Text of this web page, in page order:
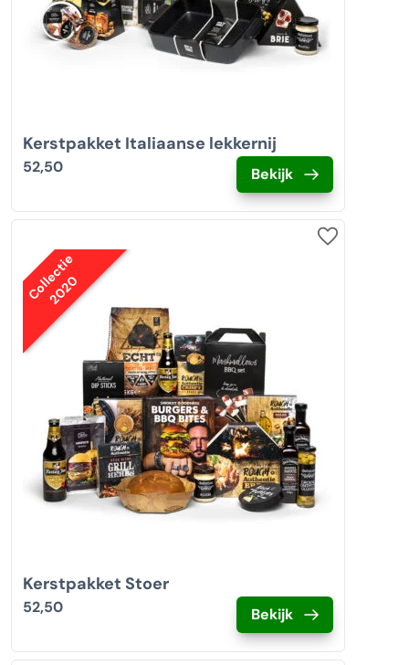
Kerstpakket Italiaanse lekkernij
52,50 Bekijk
Collectie
2020
Kerstpakket Stoer
52,50 Bekijk